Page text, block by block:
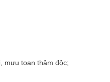
mưu toan thâm độc;